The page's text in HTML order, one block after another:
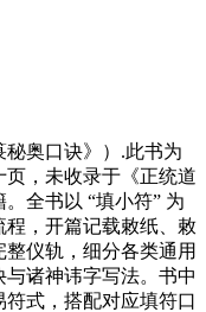
秘奥口诀》）.此书为
，未收录于《正统道
全书以 “填小符” 为
，开篇记载敕纸、敕
仪轨，细分各类通用
诸神讳字写法。书中
式，搭配对应填符口